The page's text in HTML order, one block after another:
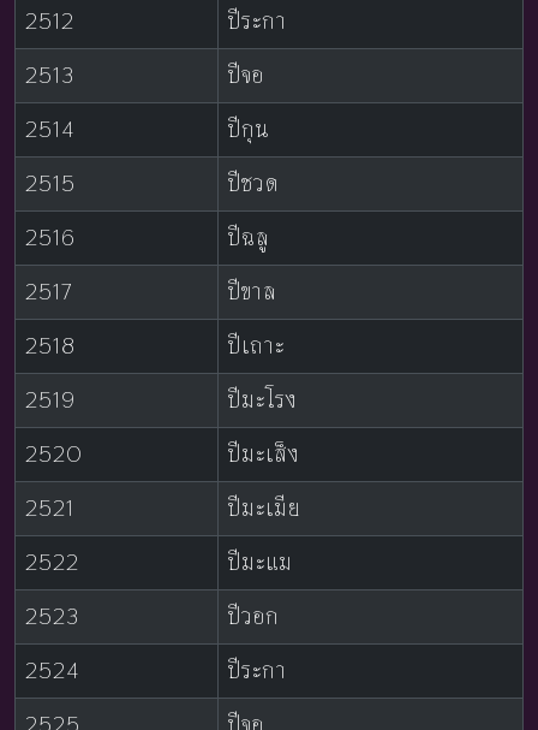
2512
ปีระกา
2513
ปีจอ
2514
ปีกุน
2515
ปีชวด
2516
ปีฉลู
2517
ปีขาล
2518
ปีเถาะ
2519
ปีมะโรง
2520
ปีมะเส็ง
2521
ปีมะเมีย
2522
ปีมะแม
2523
ปีวอก
2524
ปีระกา